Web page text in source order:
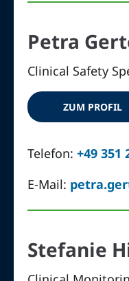
Petra
Clinical Safety
ZUM PROFIL
Telefon:+49 351
E-Mail:
Stefanie